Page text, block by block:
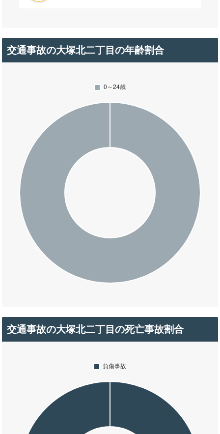
交通事故の大塚北二丁目の年齢割合
交通事故の大塚北二丁目の死亡事故割合